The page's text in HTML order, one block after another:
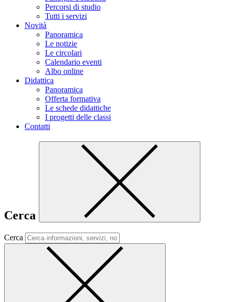
Percorsi di studio
Tutti i servizi
Novità
Panoramica
Le notizie
Le circolari
Calendario eventi
Albo online
Didattica
Panoramica
Offerta formativa
Le schede didattiche
I progetti delle classi
Contatti
Cerca
Cerca